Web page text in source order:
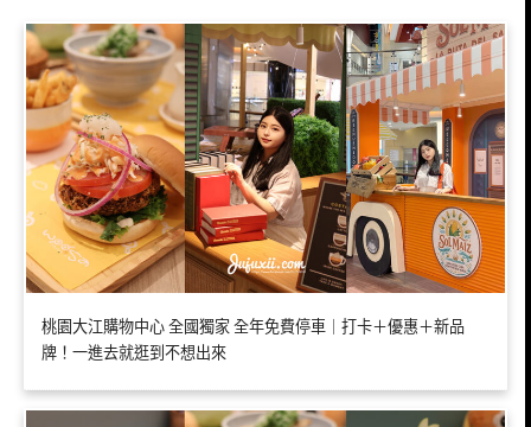
桃園大江購物中心 全國獨家 全年免費停車｜打卡＋優惠＋新品
牌！一進去就逛到不想出來